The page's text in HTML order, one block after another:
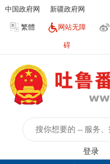
中国政府网 新疆政府网
繁體 网站无障
碍
登录